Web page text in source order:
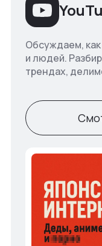
Обсуждаем,
и людей.
трендах,